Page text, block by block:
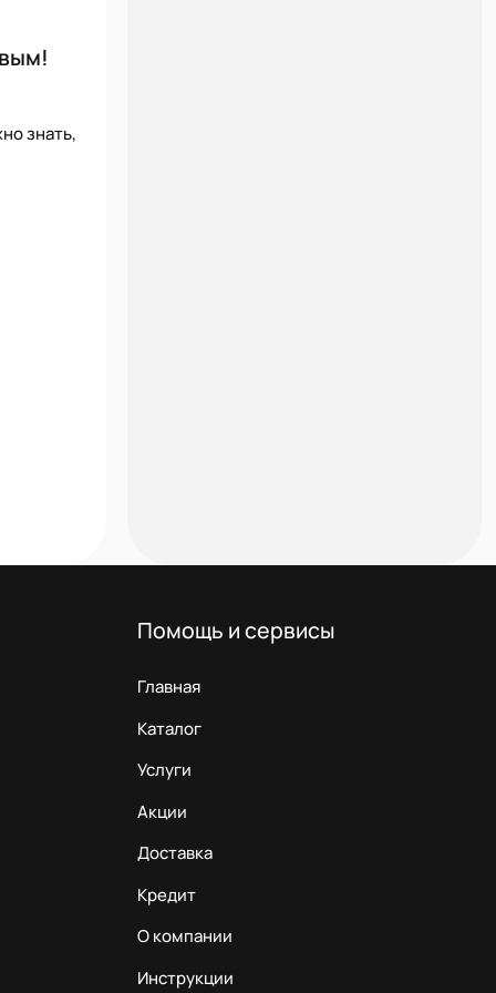
знать,
Помощь и сервисы
Главная
Каталог
Услуги
Акции
Доставка
Кредит
О компании
Инструкции